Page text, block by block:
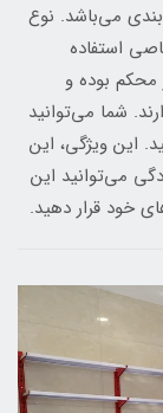
می‌باشد. نوع
استفاده
بوده و
شما می‌توانید
این ویژگی، این
می‌توانید این
خود قرار دهید.